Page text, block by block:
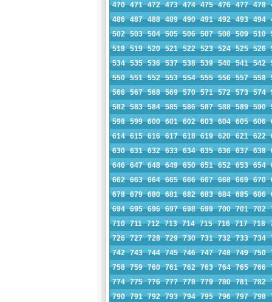
470 471 472 473 474 475 476 477 478
486 487 488 489 490 491 492 493 494
502 503 504 505 506 507 508 509 510
518 519 520 521 522 523 524 525 526
534 535 536 537 538 539 540 541 542
550 551 552 553 554 555 556 557 558
566 567 568 569 570 571 572 573 574
582 583 584 585 586 587 588 589 590
598 599 600 601 602 603 604 605 606
614 615 616 617 618 619 620 621 622
630 631 632 633 634 635 636 637 638
646 647 648 649 650 651 652 653 654
662 663 664 665 666 667 668 669 670
678 679 680 681 682 683 684 685 686
694 695 696 697 698 699 700 701 702
710 711 712 713 714 715 716 717 718
726 727 728 729 730 731 732 733 734
742 743 744 745 746 747 748 749 750
758 759 760 761 762 763 764 765 766
774 775 776 777 778 779 780 781 782
790 791 792 793 794 795 796 797 798